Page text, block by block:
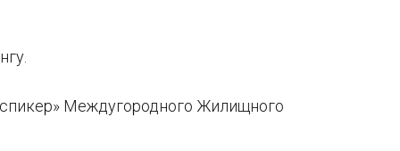
Междугородного Жилищного